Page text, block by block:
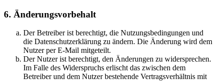
6. Änderungsvorbehalt
Der Betreiber ist berechtigt, die Nutzungsbedingungen und
die Datenschutzerklärung zu ändern. Die Änderung wird dem
Nutzer per E-Mail mitgeteilt.
Der Nutzer ist berechtigt, den Änderungen zu widersprechen.
Im Falle des Widerspruchs erlischt das zwischen dem
Betreiber und dem Nutzer bestehende Vertragsverhältnis mit